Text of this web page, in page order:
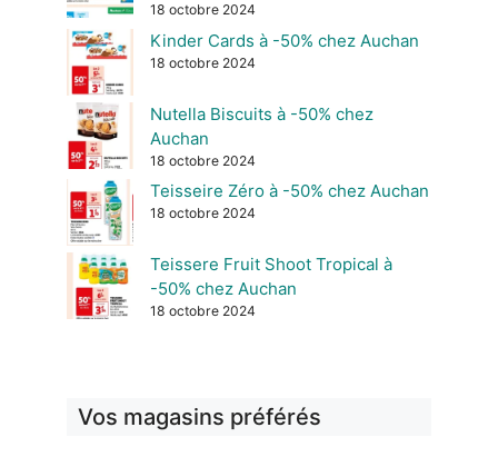
18 octobre 2024
Kinder Cards à -50% chez Auchan
18 octobre 2024
Nutella Biscuits à -50% chez
Auchan
18 octobre 2024
Teisseire Zéro à -50% chez Auchan
18 octobre 2024
Teissere Fruit Shoot Tropical à
-50% chez Auchan
18 octobre 2024
Vos magasins préférés